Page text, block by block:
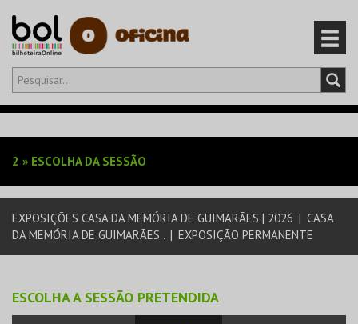
Olá,iniciar sessão
EVENTOS
CARTÕES
2 » ESCOLHA DA SESSÃO
EXPOSIÇÕES CASA DA MEMÓRIA DE GUIMARÃES | 2026 | CASA
DA MEMÓRIA DE GUIMARÃES . | EXPOSIÇÃO PERMANENTE
ESCOLHA A SESSÃO PRETENDIDA